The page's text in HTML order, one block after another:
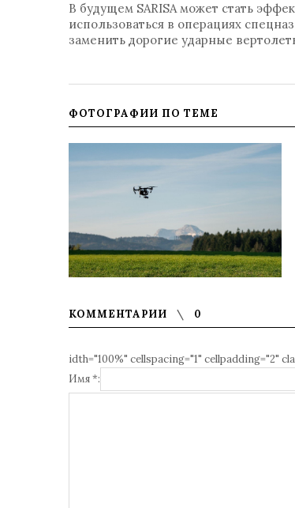
В будущем SARISA может стать
использоваться в операциях
заменить дорогие ударные
ФОТОГРАФИИ ПО ТЕМЕ
КОММЕНТАРИИ 0
idth="100%" cellspacing="1" cellpadding="2"
Имя *: